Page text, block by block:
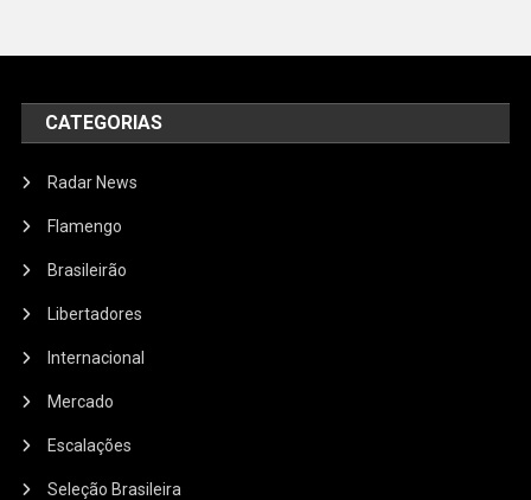
CATEGORIAS
Radar News
Flamengo
Brasileirão
Libertadores
Internacional
Mercado
Escalações
Seleção Brasileira